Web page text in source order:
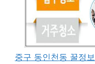
중구 동인천동 꿀정보